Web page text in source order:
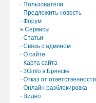
· Пользователи
· Предложить новость
· Форум
» Сервисы
· Статьи
· Связь с админом
· О сайте
· Карта сайта
· 3Ginfo в Брянске
· Отказ от ответственности
· Онлайн разблокировка
· Видео